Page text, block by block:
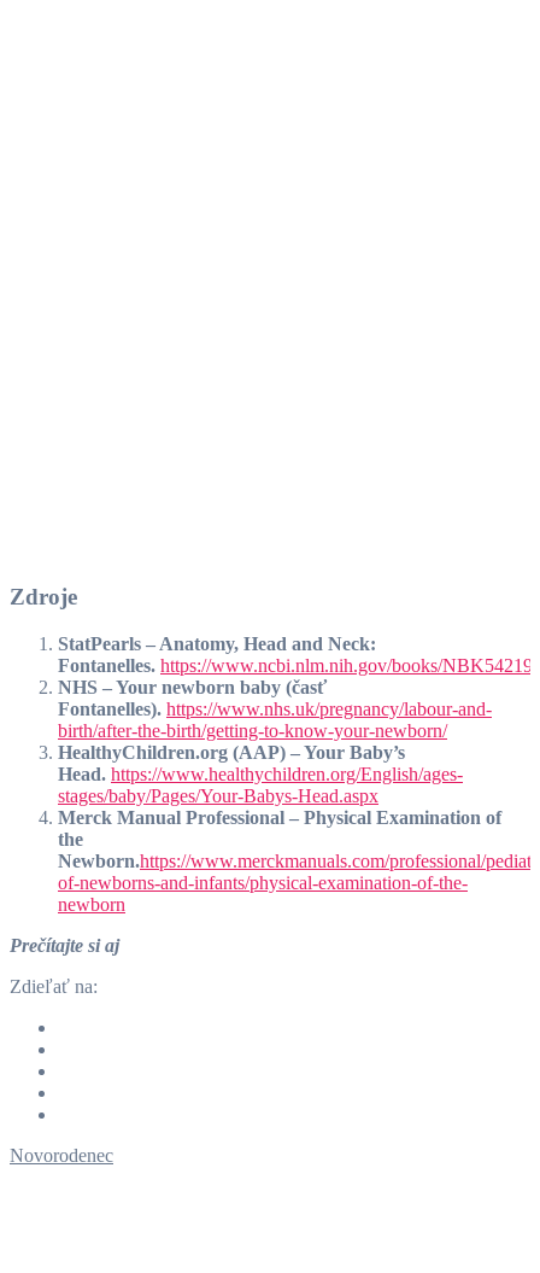
Zdroje
StatPearls – Anatomy, Head and Neck:
Fontanelles. https://www.ncbi.nlm.nih.gov/books/
NHS – Your newborn baby (časť
Fontanelles). https://www.nhs.uk/pregnancy/labour-and-
birth/after-the-birth/getting-to-know-your-newborn/
HealthyChildren.org (AAP) – Your Baby’s
Head. https://www.healthychildren.org/English/ages-
stages/baby/Pages/Your-Babys-Head.aspx
Merck Manual Professional – Physical Examination of
the
Newborn.https://www.merckmanuals.com/professional/
of-newborns-and-infants/physical-examination-of-the-
newborn
Prečítajte si aj
Zdieľať na:
Novorodenec